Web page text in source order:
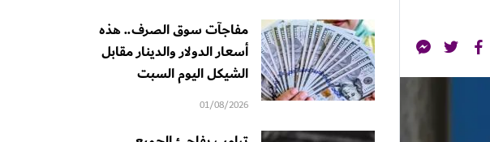
مفاجآت سوق الصرف.. هذه
أسعار الدولار والدينار مقابل
الشيكل اليوم السبت
01/08/2026